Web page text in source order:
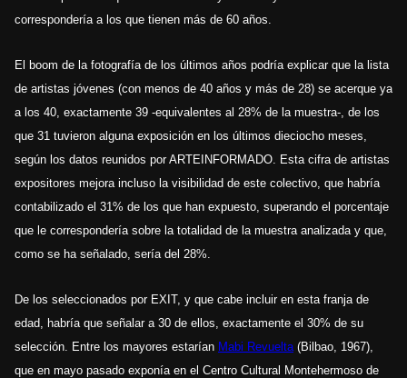
correspondería a los que tienen más de 60 años.
El boom de la fotografía de los últimos años podría explicar que la lista
de artistas jóvenes (con menos de 40 años y más de 28) se acerque ya
a los 40, exactamente 39 -equivalentes al 28% de la muestra-, de los
que 31 tuvieron alguna exposición en los últimos dieciocho meses,
según los datos reunidos por ARTEINFORMADO. Esta cifra de artistas
expositores mejora incluso la visibilidad de este colectivo, que habría
contabilizado el 31% de los que han expuesto, superando el porcentaje
que le correspondería sobre la totalidad de la muestra analizada y que,
como se ha señalado, sería del 28%.
De los seleccionados por EXIT, y que cabe incluir en esta franja de
edad, habría que señalar a 30 de ellos, exactamente el 30% de su
selección. Entre los mayores estarían Mabi Revuelta (Bilbao, 1967),
que en mayo pasado exponía en el Centro Cultural Montehermoso de